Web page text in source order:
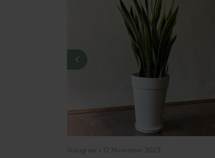
Instagram • 12 November 2023